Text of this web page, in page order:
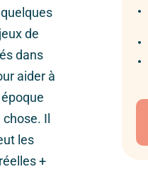
de
dans
aider à
Il
les
+